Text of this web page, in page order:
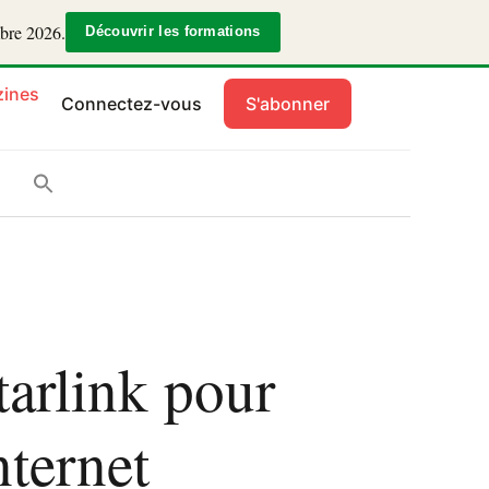
2026. Découvrir les formations
Connectez-vous S'abonner
pour